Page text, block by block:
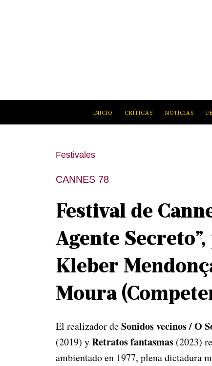
INICIO CRÍTICAS NOTICIAS
Festivales
CANNES 78
Festival de
Agente
Kleber
Moura
El realizador deSonidos vecinos / O
(2019) yRetratos fantasmas (2023)
ambientado en 1977, plena dictadura